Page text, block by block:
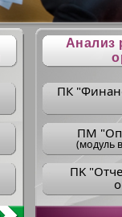
Анализ
ПК
ПM
(модуль
ПK